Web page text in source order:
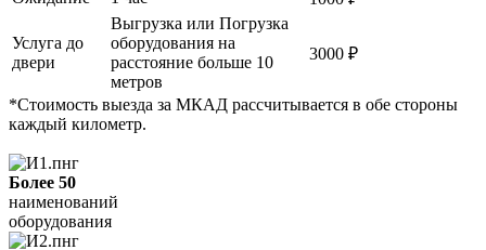
Услуга до
двери
Выгрузка или Погрузка
оборудования на
расстояние больше 10
метров
3000 ₽
*Стоимость выезда за МКАД рассчитывается в обе стороны
каждый километр.
Более 50
наименований
оборудования